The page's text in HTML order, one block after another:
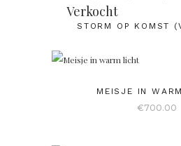
Verkocht
STORM OP KOMST
MEISJE IN
€700.00